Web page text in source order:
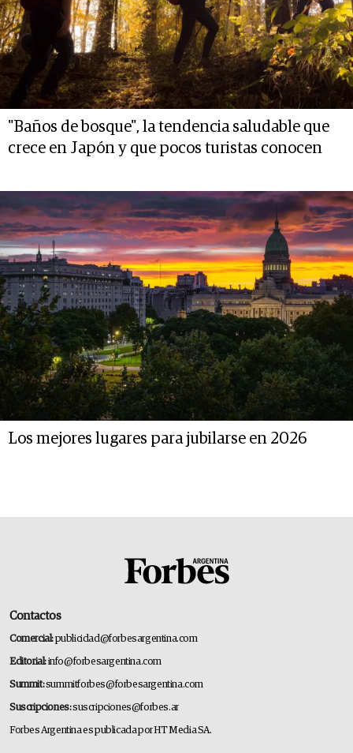
"Baños de bosque", la tendencia saludable que
crece en Japón y que pocos turistas conocen
Los mejores lugares para jubilarse en 2026
Contactos
Comercial:publicidad@forbesargentina.com
Editorial:info@forbesargentina.com
Summit:summitforbes@forbesargentina.com
Suscripciones:suscripciones@forbes.ar
Forbes Argentina es publicada por HT Media SA.